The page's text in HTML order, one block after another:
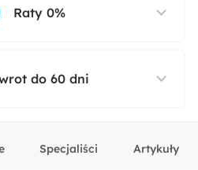
Raty 0%
do 60 dni
Specjaliści Artykuły